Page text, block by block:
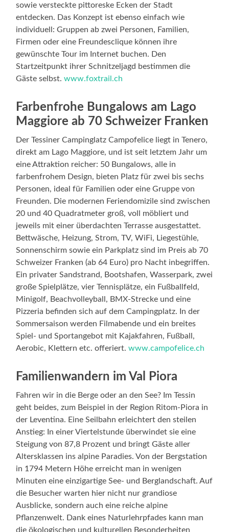
sowie versteckte pittoreske Ecken der Stadt
entdecken. Das Konzept ist ebenso einfach wie
individuell: Gruppen ab zwei Personen, Familien,
Firmen oder eine Freundesclique können ihre
gewünschte Tour im Internet buchen. Den
Startzeitpunkt ihrer Schnitzeljagd bestimmen die
Gäste selbst.www.foxtrail.ch
Farbenfrohe Bungalows am Lago
Maggiore ab 70 Schweizer Franken
Der Tessiner Campinglatz Campofelice liegt in Tenero,
direkt am Lago Maggiore, und ist seit letztem Jahr um
eine Attraktion reicher: 50 Bungalows, alle in
farbenfrohem Design, bieten Platz für zwei bis sechs
Personen, ideal für Familien oder eine Gruppe von
Freunden. Die modernen Feriendomizile sind zwischen
20 und 40 Quadratmeter groß, voll möbliert und
jeweils mit einer überdachten Terrasse ausgestattet.
Bettwäsche, Heizung, Strom, TV, WiFi, Liegestühle,
Sonnenschirm sowie ein Parkplatz sind im Preis ab 70
Schweizer Franken (ab 64 Euro) pro Nacht inbegriffen.
Ein privater Sandstrand, Bootshafen, Wasserpark, zwei
große Spielplätze, vier Tennisplätze, ein Fußballfeld,
Minigolf, Beachvolleyball, BMX-Strecke und eine
Pizzeria befinden sich auf dem Campingplatz. In der
Sommersaison werden Filmabende und ein breites
Spiel- und Sportangebot mit Kajakfahren, Fußball,
Aerobic, Klettern etc. offeriert.www.campofelice.ch
Familienwandern im Val Piora
Fahren wir in die Berge oder an den See? Im Tessin
geht beides, zum Beispiel in der Region Ritom-Piora in
der Leventina. Eine Seilbahn erleichtert den steilen
Anstieg: In einer Viertelstunde überwindet sie eine
Steigung von 87,8 Prozent und bringt Gäste aller
Altersklassen ins alpine Paradies. Von der Bergstation
in 1794 Metern Höhe erreicht man in wenigen
Minuten eine einzigartige See- und Berglandschaft. Auf
die Besucher warten hier nicht nur grandiose
Ausblicke, sondern auch eine reiche alpine
Pflanzenwelt. Dank eines Naturlehrpfades kann man
die ökologischen und kulturellen Besonderheiten